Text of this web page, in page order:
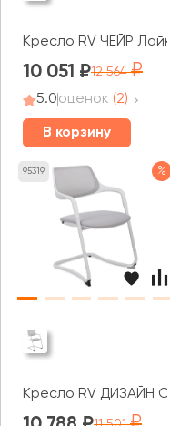
Кресло RV ЧЕЙР Лайк
10 051 12 564
5.0оценок (2)
В корзину
95319 %
Кресло RV ДИЗАЙН